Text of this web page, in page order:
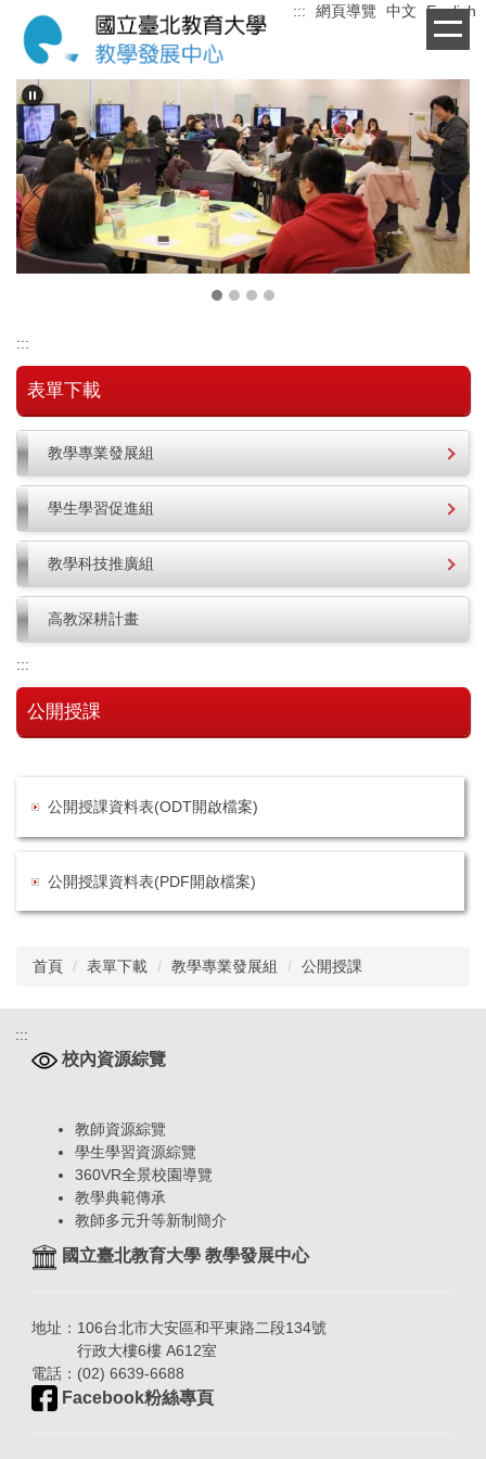
到
要
內
容
區
::: 網頁導覽 中文 English
:::
表單下載
教學專業發展組
學生學習促進組
教學科技推廣組
高教深耕計畫
:::
公開授課
公開授課資料表(ODT開啟檔案)
公開授課資料表(PDF開啟檔案)
首頁 表單下載 教學專業發展組 公開授課
:::
校內資源綜覽
教師資源綜覽
學生學習資源綜覽
360VR全景校園導覽
教學典範傳承
教師多元升等新制簡介
國立臺北教育大學 教學發展中心
地址：106台北市大安區和平東路二段134號
行政大樓6樓 A612室
電話：(02) 6639-6688
Facebook粉絲專頁